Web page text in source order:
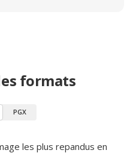
formats
PGX
les plus repandus en